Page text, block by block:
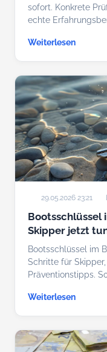
sofort. Konkrete
echte
Weiterlesen
29.05.2026 23:21
Bootsschlüssel
Skipper jetzt
Bootsschlüssel im
Schritte für
Präventionstipps.
Weiterlesen